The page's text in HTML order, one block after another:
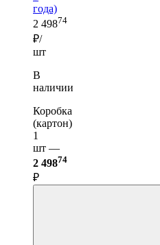
года)
2 49874
₽/
шт
В
наличии
Коробка
(картон)
1
шт —
2 49874
₽